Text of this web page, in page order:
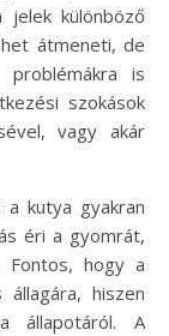
jelek különböző
átmeneti, de
is
szokások
vagy akár
kutya gyakran
éri a gyomrát,
hogy a
hiszen
állapotáról. A